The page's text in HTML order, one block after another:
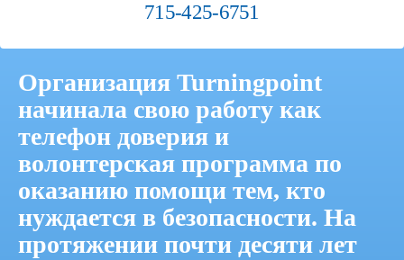
Проведите свободное
время с пользой.
Помогите сделать наше сообщество
лучше.
Стать волонтером
715-425-6751
Организация Turningpoint
начинала свою работу как
телефон доверия и
волонтерская программа по
оказанию помощи тем, кто
нуждается в безопасности. На
протяжении почти десяти лет